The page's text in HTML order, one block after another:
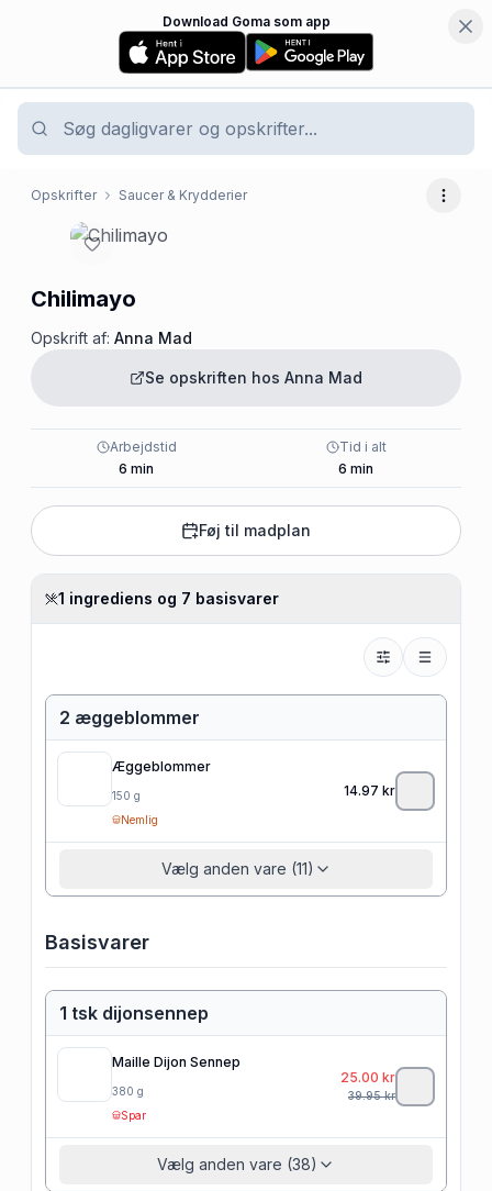
Download Goma som app
Opskrifter Saucer & Krydderier Flere
Chilimayo
Opskrift af: Anna Mad
Se opskriften hos Anna Mad
Arbejdstid
6 min
Tid i alt
6 min
Føj til madplan
1 ingrediens og 7 basisvarer
2 æggeblommer
Æggeblommer
150 g
Nemlig
14.97 kr
Vælg anden vare (11)
Basisvarer
1 tsk dijonsennep
Maille Dijon Sennep
380 g
Spar
25.00 kr
39.95kr
Vælg anden vare (38)